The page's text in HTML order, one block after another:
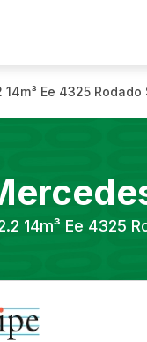
14m³ Ee 4325 Rodado
14m³ Ee 4325